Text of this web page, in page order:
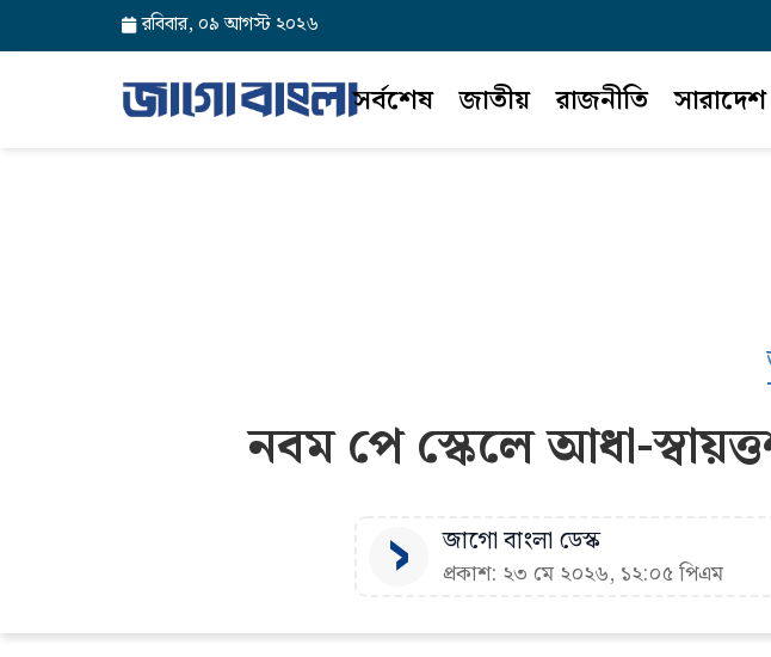
রবিবার, ০৯ আগস্ট ২০২৬
সর্বশেষ জাতীয় রাজনীতি সারাদেশ
নবম পে স্কেলে আধা-
জাগো বাংলা ডেস্ক
প্রকাশ: ২৩ মে ২০২৬, ১২:০৫ পিএম